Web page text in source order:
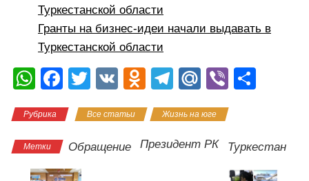
Туркестанской области
Гранты на бизнес-идеи начали выдавать в
Туркестанской области
W
at
s
A
F
c
e
b
T
tt
er
V
O
n
o
T
e
gr
M
.R
u
Vi
а
в
Рубрика Все статьи Жизнь на юге
Метки Обращение Президент РК Туркестан